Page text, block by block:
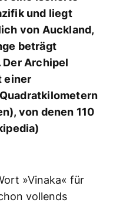
und liegt
von Auckland,
beträgt
Der Archipel
einer
von denen 110
»Vinaka« für
vollends